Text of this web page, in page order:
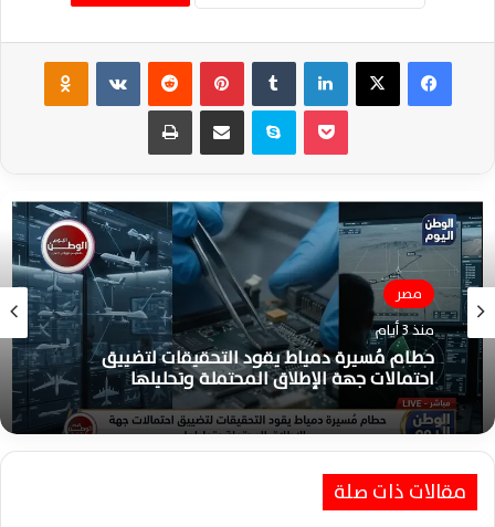
فيسبوك ‫X لينكدإن بينتيريست ‏VKontakte
سكايب مشاركة عبر البريد طباعة
مصر
منذ 3 أيام
حطام مُسيرة دمياط يقود التحقيقات لتضييق
احتمالات جهة الإطلاق المحتملة وتحليلها
مقالات ذات صلة